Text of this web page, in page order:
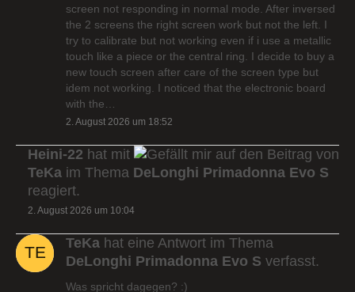
screen not responding in normal mode. After inversed
the 2 screens the right screen work but not the left. I
try to calibrate but not working even if i use a metallic
touch like a piece or the central ring. I decide to buy a
new touch screen after care of the screen type but
idem not working. I noticed that the electronic board
with the…
2. August 2026 um 18:52
Heini-22 hat mit
auf den Beitrag von
TeKa im Thema DeLonghi Primadonna Evo S
reagiert.
2. August 2026 um 10:04
TeKa hat eine Antwort im Thema
DeLonghi Primadonna Evo S verfasst.
Was spricht dagegen? :)